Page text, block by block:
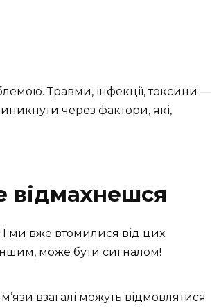
Травми, інфекції, токсини —
через фактори, які,
відмахнешся
І ми вже втомилися від цих
може бути сигналом!
взагалі можуть відмовлятися